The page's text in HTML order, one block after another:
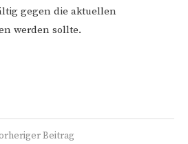
gegen die aktuellen
werden sollte.
Beitrag